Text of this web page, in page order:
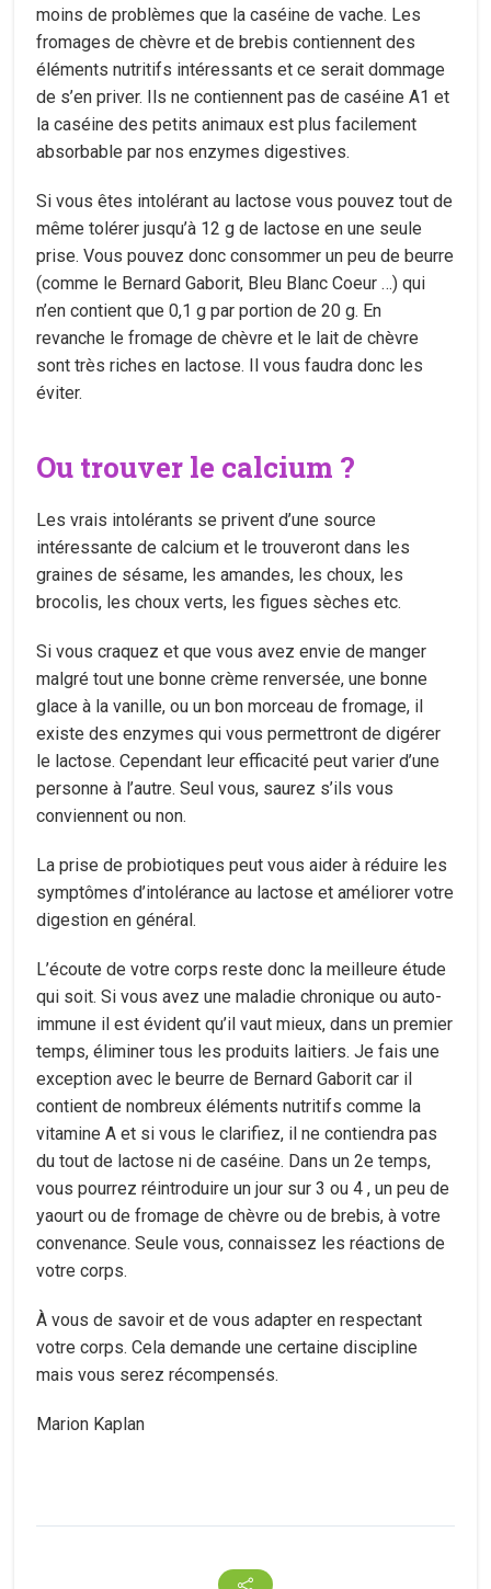
moins de problèmes que la caséine de vache. Les
fromages de chèvre et de brebis contiennent des
éléments nutritifs intéressants et ce serait dommage
de s’en priver. Ils ne contiennent pas de caséine A1 et
la caséine des petits animaux est plus facilement
absorbable par nos enzymes digestives.
Si vous êtes intolérant au lactose vous pouvez tout de
même tolérer jusqu’à 12 g de lactose en une seule
prise. Vous pouvez donc consommer un peu de beurre
(comme le Bernard Gaborit, Bleu Blanc Coeur …) qui
n’en contient que 0,1 g par portion de 20 g. En
revanche le fromage de chèvre et le lait de chèvre
sont très riches en lactose. Il vous faudra donc les
éviter.
Ou trouver le calcium ?
Les vrais intolérants se privent d’une source
intéressante de calcium et le trouveront dans les
graines de sésame, les amandes, les choux, les
brocolis, les choux verts, les figues sèches etc.
Si vous craquez et que vous avez envie de manger
malgré tout une bonne crème renversée, une bonne
glace à la vanille, ou un bon morceau de fromage, il
existe des enzymes qui vous permettront de digérer
le lactose. Cependant leur efficacité peut varier d’une
personne à l’autre. Seul vous, saurez s’ils vous
conviennent ou non.
La prise de probiotiques peut vous aider à réduire les
symptômes d’intolérance au lactose et améliorer votre
digestion en général.
L’écoute de votre corps reste donc la meilleure étude
qui soit. Si vous avez une maladie chronique ou auto-
immune il est évident qu’il vaut mieux, dans un premier
temps, éliminer tous les produits laitiers. Je fais une
exception avec le beurre de Bernard Gaborit car il
contient de nombreux éléments nutritifs comme la
vitamine A et si vous le clarifiez, il ne contiendra pas
du tout de lactose ni de caséine. Dans un 2e temps,
vous pourrez réintroduire un jour sur 3 ou 4 , un peu de
yaourt ou de fromage de chèvre ou de brebis, à votre
convenance. Seule vous, connaissez les réactions de
votre corps.
À vous de savoir et de vous adapter en respectant
votre corps. Cela demande une certaine discipline
mais vous serez récompensés.
Marion Kaplan